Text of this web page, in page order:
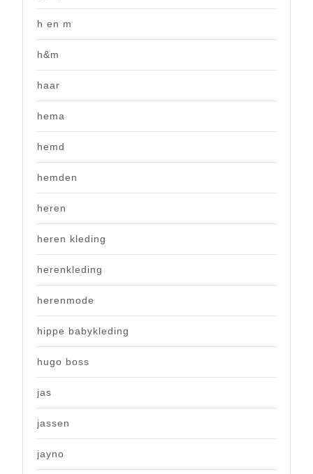
h en m
h&m
haar
hema
hemd
hemden
heren
heren kleding
herenkleding
herenmode
hippe babykleding
hugo boss
jas
jassen
jayno